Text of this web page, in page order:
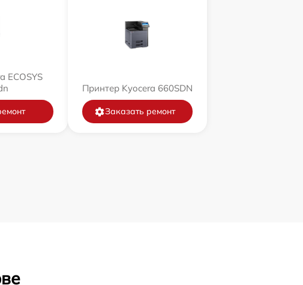
ECOSYS
Принтер Kyocera 660SDN
Заказать ремонт